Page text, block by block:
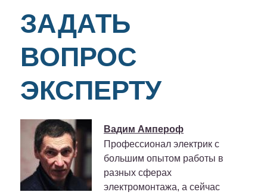
ЗАДАТЬ
ВОПРОС
ЭКСПЕРТУ
Вадим Ампероф
Профессионал электрик с
большим опытом работы в
разных сферах
электромонтажа, а сейчас